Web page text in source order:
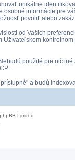
unikátne
informácie pre
povoliť alebo
od Vašich
použité pre nič
a budú
Limited